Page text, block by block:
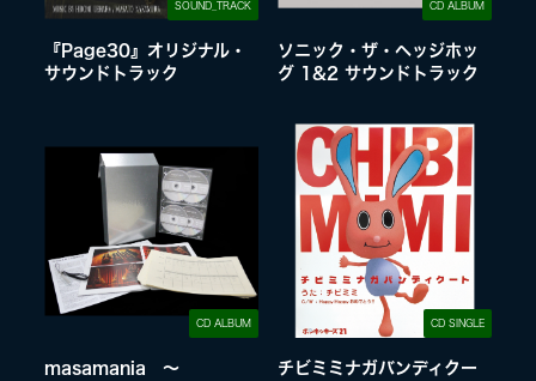
MASA BLOG
SOUND_TRACK
『Page30』オリジナル・
サウンドトラック
CD ALBUM
ソニック・ザ・ヘッジホッ
グ 1&2 サウンドトラック
CD ALBUM
masamania 〜
CD SINGLE
チビミミナガバンディクー